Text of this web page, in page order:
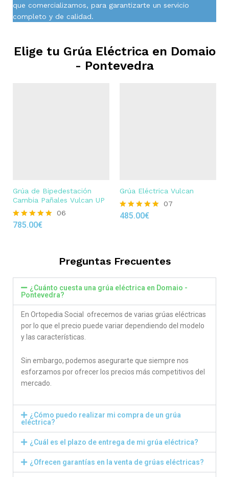
que comercializamos, para garantizarte un servicio
completo y de calidad.
Elige tu Grúa Eléctrica en Domaio
- Pontevedra
Grúa de Bipedestación
Cambia Pañales Vulcan UP
Rated
06
785.00€
Grúa Eléctrica Vulcan
Rated
07
485.00€
Preguntas Frecuentes
¿Cuánto cuesta una grúa eléctrica en Domaio -
Pontevedra?
En Ortopedia Social ofrecemos de varias grúas eléctricas
por lo que el precio puede variar dependiendo del modelo
y las características.
Sin embargo, podemos asegurarte que siempre nos
esforzamos por ofrecer los precios más competitivos del
mercado.
¿Cómo puedo realizar mi compra de un grúa
eléctrica?
¿Cuál es el plazo de entrega de mi grúa eléctrica?
¿Ofrecen garantías en la venta de grúas eléctricas?